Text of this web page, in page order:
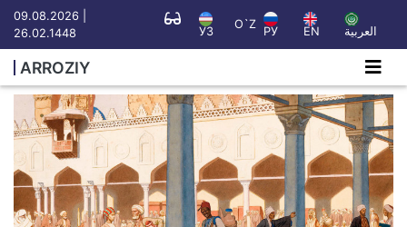
09.08.2026 |
26.02.1448
УЗ
O`Z
РУ EN العربية
ARROZIY